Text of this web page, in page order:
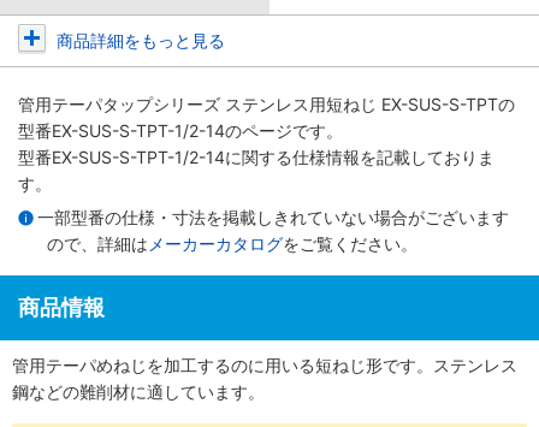
商品詳細をもっと見る
管用テーパタップシリーズ ステンレス用短ねじ EX-SUS-S-TPTの
型番EX-SUS-S-TPT-1/2-14のページです。
型番EX-SUS-S-TPT-1/2-14に関する仕様情報を記載しておりま
す。
一部型番の仕様・寸法を掲載しきれていない場合がございます
ので、詳細は メーカーカタログをご覧ください。
商品情報
管用テーパめねじを加工するのに用いる短ねじ形です。ステンレス
鋼などの難削材に適しています。